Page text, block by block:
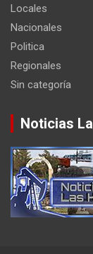
Locales
Nacionales
Politica
Regionales
Sin categoría
Noticias